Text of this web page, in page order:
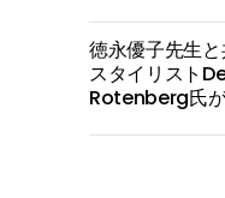
徳永優子先生
スタイリスト
Rotenberg氏が